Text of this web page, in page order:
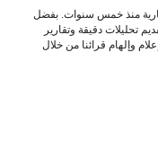
منذ خمس سنوات. بفضل
تحليلات دقيقة وتقارير
وإلهام قرائنا من خلال